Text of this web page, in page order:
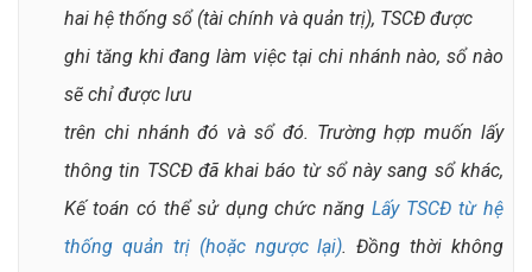
hai hệ thống sổ (tài chính và quản trị), TSCĐ được
ghi tăng khi đang làm việc tại chi nhánh nào, sổ nào
sẽ chỉ được lưu
trên chi nhánh đó và sổ đó. Trường hợp muốn lấy
thông tin TSCĐ đã khai báo từ sổ này sang sổ khác,
Kế toán có thể sử dụng chức năngLấy TSCĐ từ hệ
thống quản trị (hoặc ngược lại).Đồng thời không